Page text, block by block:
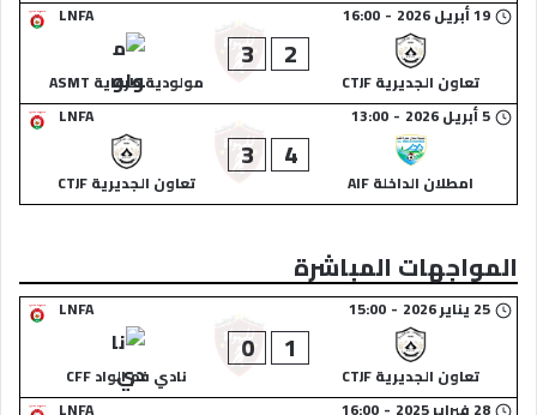
LNFA
19 أبريل 2026 -
16:00
تعاون الجديرية CTJF
2
3
مولودية طرفاية ASMT
LNFA
5 أبريل 2026 -
13:00
امطلان الداخلة AIF
4
3
تعاون الجديرية CTJF
المواجهات المباشرة
LNFA 25 يناير 2026 -
15:00
تعاون الجديرية CTJF
1
0
نادي فم الواد CFF